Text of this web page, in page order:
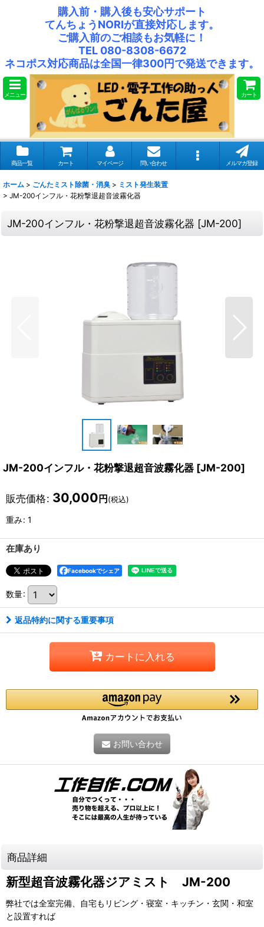
購入前・購入後も安心サポート
てんちょうNORIが直接対応します。
ご購入前のご相談もお気軽に！
TEL 080-8308-6672
ネコポス対応商品は全国一律300円で発送できます。
メニュー カート
商品一覧 カート マイページ 問い合わせ メルマガ登録
ホーム > ごんたミスト除菌・消臭 > ミスト発生装置
> JM-200インフル・花粉撃退超音波霧化器
JM-200インフル・花粉撃退超音波霧化器 [JM-200]
JM-200インフル・花粉撃退超音波霧化器 [JM-200]
販売価格: 30,000円(税込)
重み: 1
在庫あり
Facebookでシェア
数量:
返品特約に関する重要事項
カートに入れる
お問い合わせ
商品詳細
新型超音波霧化器ジアミスト JM-200
弊社では全室完備、自宅もリビング・寝室・キッチン・玄関・和室
と設置すれば